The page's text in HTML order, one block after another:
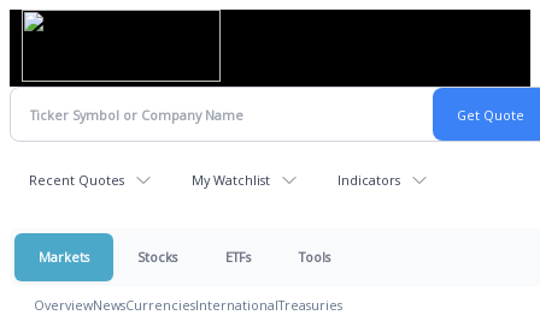
Recent Quotes My Watchlist Indicators
Markets Stocks ETFs Tools
OverviewNewsCurrenciesInternationalTreasuries